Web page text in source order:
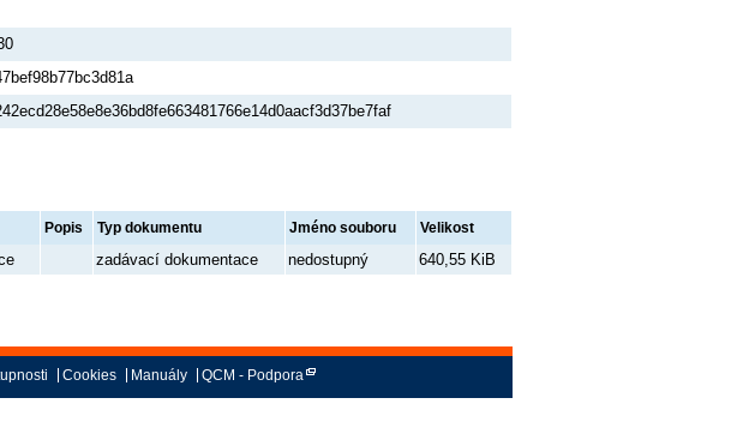
Popis Typ dokumentu Jméno souboru Velikost
zadávací dokumentace nedostupný 640,55 KiB
Cookies Manuály QCM - Podpora